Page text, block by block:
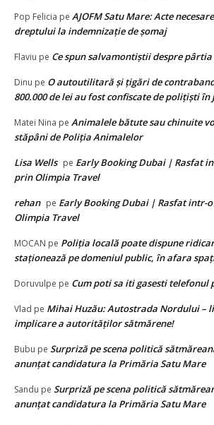
Pop Felicia pe AJOFM Satu Mare: Acte
dreptului la indemnizație de șomaj
Flaviu pe Ce spun salvamontiștii despre pârtia
Dinu pe O autoutilitară și țigări de
800.000 de lei au fost confiscate de polițiști
Matei Nina pe Animalele bătute sau chinuite
stăpâni de Poliția Animalelor
Lisa Wells pe Early Booking Dubai | Rasfat
prin Olimpia Travel
rehan pe Early Booking Dubai | Rasfat intr-
Olimpia Travel
MOCAN pe Poliţia locală poate dispune
staţionează pe domeniul public, în afara
Doruvulpe pe Cum poti sa iti gasesti
Vlad pe Mihai Huzău: Autostrada Nordului –
implicare a autorităților sătmărene!
Bubu pe Surpriză pe scena politică
anunțat candidatura la Primăria Satu Mare
Sandu pe Surpriză pe scena politică
anunțat candidatura la Primăria Satu Mare